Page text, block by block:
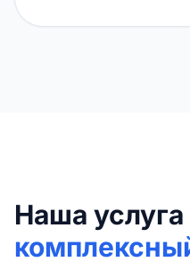
Наша услуга